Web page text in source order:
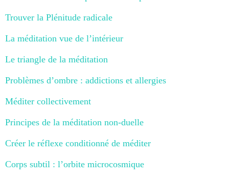
Trouver la Plénitude radicale
La méditation vue de l’intérieur
Le triangle de la méditation
Problèmes d’ombre : addictions et allergies
Méditer collectivement
Principes de la méditation non-duelle
Créer le réflexe conditionné de méditer
Corps subtil : l’orbite microcosmique